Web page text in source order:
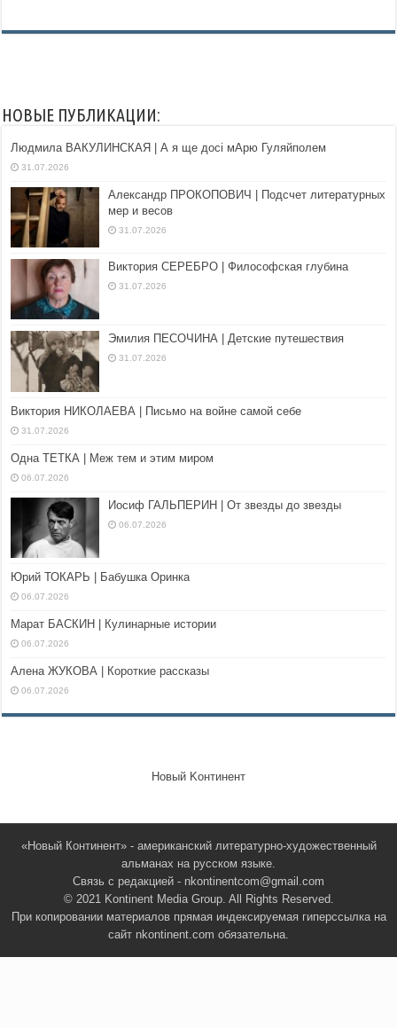
Юлия Тимур | Встреча на прогулке
Юлия Тимур | Прозаические мысли
начинающего
Юлия Тимур | Sarı azamet, или Желтушка
сафрановая
Юлия Тимур | Старая чинара
Юлия Тимур | Укрощение акварели
петушино-цитрусового рая
Юлия Тимур | Записки новичка из
петушино-цитрусового рая
Юлия Тимур | Записки новичка из
петушино-цитрусового рая